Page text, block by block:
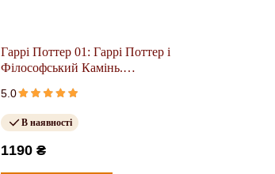
Гаррі Поттер 01: Гаррі Поттер і
Філософський Камінь.
5.0
В наявності
1190 ₴